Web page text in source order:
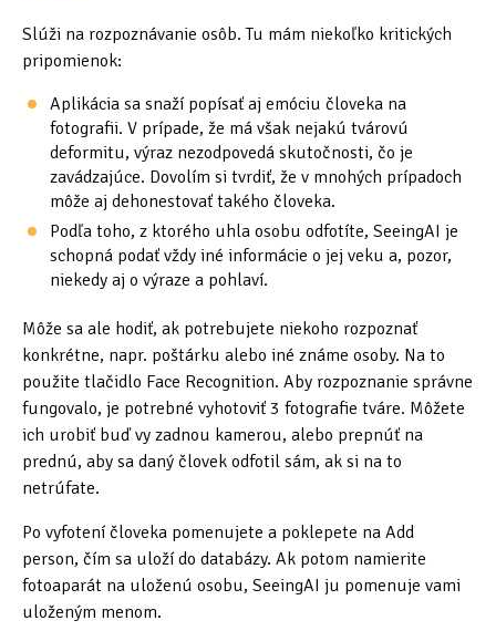
Slúži na rozpoznávanie osôb. Tu mám niekoľko kritických
pripomienok:
Aplikácia sa snaží popísať aj emóciu človeka na
fotografii. V prípade, že má však nejakú tvárovú
deformitu, výraz nezodpovedá skutočnosti, čo je
zavádzajúce. Dovolím si tvrdiť, že v mnohých prípadoch
môže aj dehonestovať takého človeka.
Podľa toho, z ktorého uhla osobu odfotíte, SeeingAI je
schopná podať vždy iné informácie o jej veku a, pozor,
niekedy aj o výraze a pohlaví.
Môže sa ale hodiť, ak potrebujete niekoho rozpoznať
konkrétne, napr. poštárku alebo iné známe osoby. Na to
použite tlačidlo Face Recognition. Aby rozpoznanie správne
fungovalo, je potrebné vyhotoviť 3 fotografie tváre. Môžete
ich urobiť buď vy zadnou kamerou, alebo prepnúť na
prednú, aby sa daný človek odfotil sám, ak si na to
netrúfate.
Po vyfotení človeka pomenujete a poklepete na Add
person, čím sa uloží do databázy. Ak potom namierite
fotoaparát na uloženú osobu, SeeingAI ju pomenuje vami
uloženým menom.